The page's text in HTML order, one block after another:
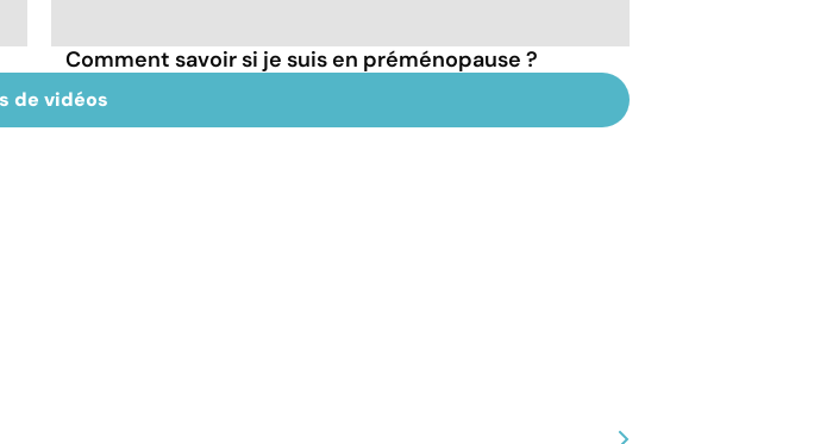
Comment savoir si je suis en préménopause ?
de vidéos